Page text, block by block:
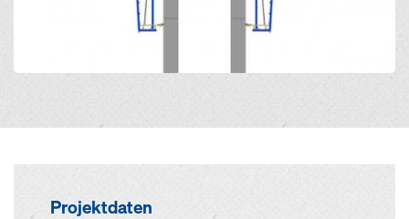
Projektdaten